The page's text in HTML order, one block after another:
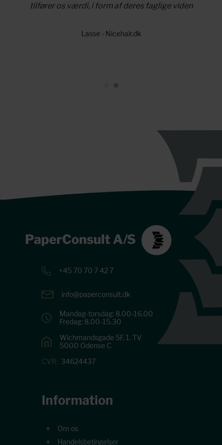
tilfører os værdi, i form af deres faglige viden
Lasse - Nicehair.dk
+45 70 70 7 42 7
info@paperconsult.dk
Mandag-torsdag: 8.00-16.00
Fredag: 8.00-15.30
Wichmandsgade 5F, 1. TV
5000 Odense C
CVR: 34624437
Information
Om os
Handelsbetingelser